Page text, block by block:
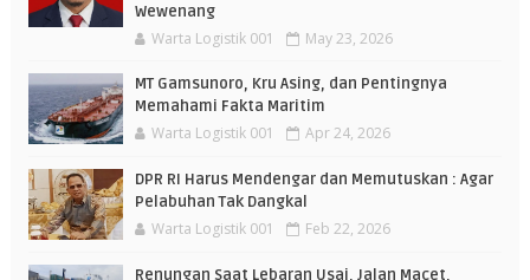
Wewenang
Warta Logistik 001 May 23, 2026
MT Gamsunoro, Kru Asing, dan Pentingnya
Memahami Fakta Maritim
Warta Logistik 001 Apr 24, 2026
DPR RI Harus Mendengar dan Memutuskan : Agar
Pelabuhan Tak Dangkal
Warta Logistik 001 Feb 22, 2026
Renungan Saat Lebaran Usai, Jalan Macet,